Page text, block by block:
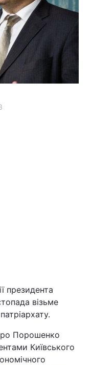
президента
візьме
Порошенко
Київського